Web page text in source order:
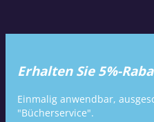
Erhalten Sie 5%-
Einmalig anwendbar,
"Bücherservice".